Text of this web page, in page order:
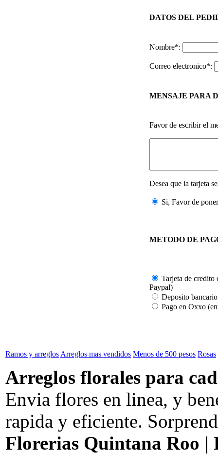
DATOS DEL
Nombre*:
Correo electronico*:
MENSAJE PARA
Favor de escribir el
Desea que la tarjeta
Si, Favor de
METODO DE
Tarjeta de credito
Paypal)
Deposito
Pago en Oxxo
Ramos y arreglos Arreglos mas vendidos Menos de 500 pesos Rosas
Arreglos florales para
Envia flores en linea, y
rapida y eficiente.
Florerias Quintana Roo |